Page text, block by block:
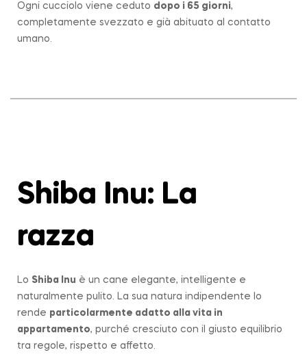
Ogni cucciolo viene ceduto dopo i 65 giorni,
completamente svezzato e già abituato al contatto
umano.
Shiba Inu: La
razza
Lo Shiba Inu è un cane elegante, intelligente e
naturalmente pulito. La sua natura indipendente lo
rende particolarmente adatto alla vita in
appartamento, purché cresciuto con il giusto equilibrio
tra regole, rispetto e affetto.